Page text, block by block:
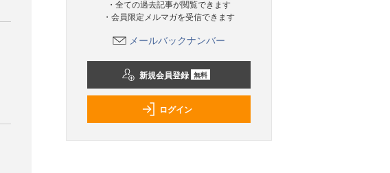
・全ての過去記事が閲覧できます
・会員限定メルマガを受信できます
メールバックナンバー
新規会員登録 無料
ログイン